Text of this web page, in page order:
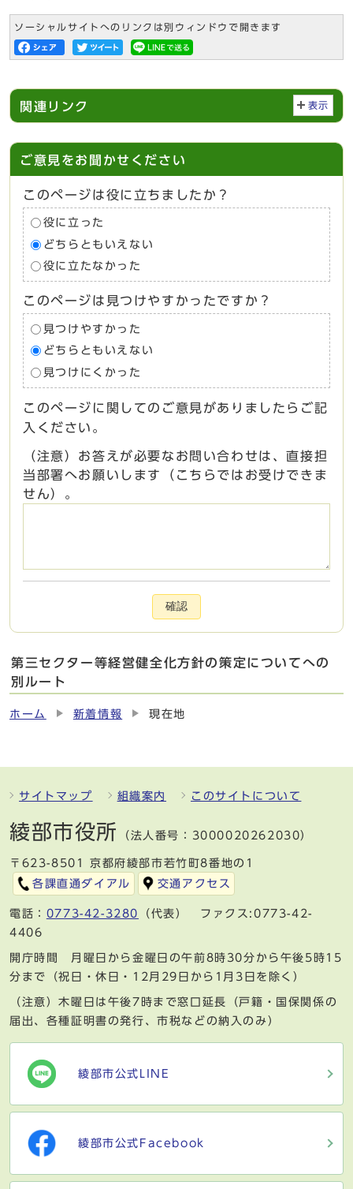
ソーシャルサイトへのリンクは別ウィンドウで開きます
関連リンク 表示
ご意見をお聞かせください
このページは役に立ちましたか？
役に立った
どちらともいえない
役に立たなかった
このページは見つけやすかったですか？
見つけやすかった
どちらともいえない
見つけにくかった
このページに関してのご意見がありましたらご記
入ください。
（注意）お答えが必要なお問い合わせは、直接担
当部署へお願いします（こちらではお受けできま
せん）。
確認
第三セクター等経営健全化方針の策定についてへの
別ルート
ホーム 新着情報 現在地
サイトマップ 組織案内 このサイトについて
綾部市役所 （法人番号：3000020262030）
〒623-8501 京都府綾部市若竹町8番地の1
各課直通ダイアル
交通アクセス
電話： 0773-42-3280
（代表） ファクス:0773-42-
4406
開庁時間 月曜日から金曜日の午前8時30分から午後5時15
分まで（祝日・休日・12月29日から1月3日を除く）
（注意）木曜日は午後7時まで窓口延長（戸籍・国保関係の
届出、各種証明書の発行、市税などの納入のみ）
綾部市公式LINE
綾部市公式Facebook